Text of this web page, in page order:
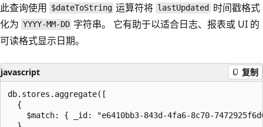
此查询使用 $dateToString 运算符将 lastUpdated
时间戳格式
化为 YYYY-MM-DD 字符串。 它有助于以适合日志、报表或 UI 的
可读格式显示日期。
javascript 复制
db.stores.aggregate([
  {
$match: { _id: "e6410bb3-843d-4fa6-8c70-